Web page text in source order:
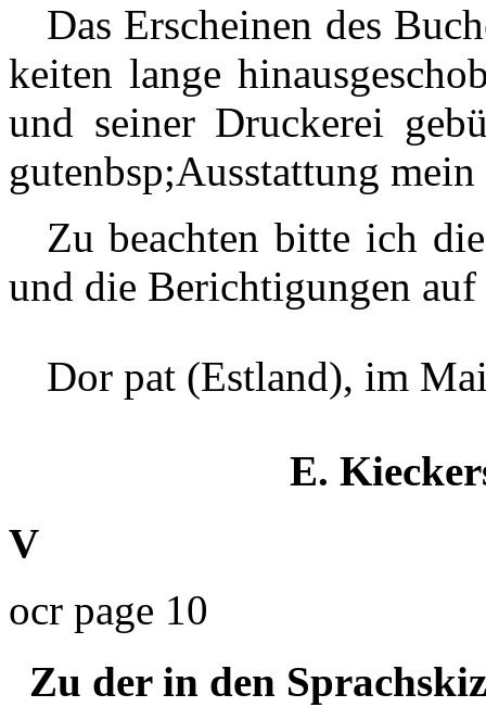
Das Erscheinen des
keiten lange
und seiner Druckerei
gutenbsp;Ausstattung
Zu beachten bitte ich
und die Berichtigungen auf
Dor pat (Estland), im
E.
V
ocr page 10
Zu der in den